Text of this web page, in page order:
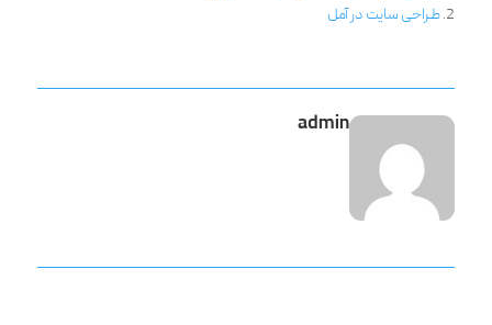
طراحی سایت در آمل
admin